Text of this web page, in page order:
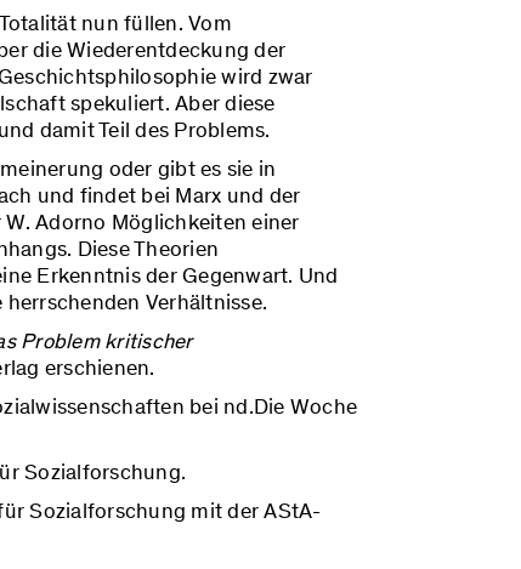
nun füllen. Vom
die Wiederentdeckung der
wird zwar
spekuliert. Aber diese
damit Teil des Problems.
oder gibt es sie in
und findet bei Marx und der
Adorno Möglichkeiten einer
Diese Theorien
Erkenntnis der Gegenwart. Und
Verhältnisse.
Problem kritischer
erschienen.
bei nd.Die Woche
Sozialforschung.
Sozialforschung mit der AStA-